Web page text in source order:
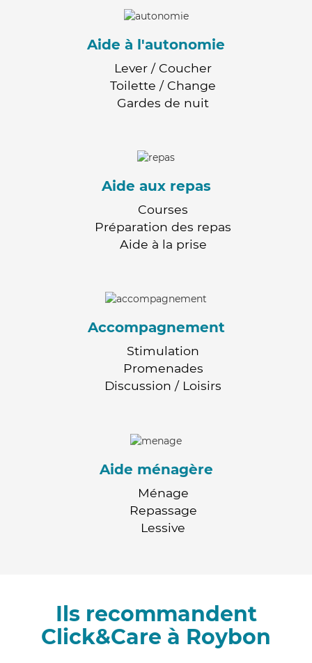
Aide à l'autonomie
Lever / Coucher
Toilette / Change
Gardes de nuit
Aide aux repas
Courses
Préparation des repas
Aide à la prise
Accompagnement
Stimulation
Promenades
Discussion / Loisirs
Aide ménagère
Ménage
Repassage
Lessive
Ils recommandent
Click&Care à Roybon